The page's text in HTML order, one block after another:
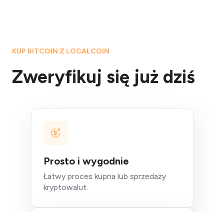
KUP BITCOIN Z LOCALCOIN
Zweryfikuj się już dziś
Prosto i wygodnie
Łatwy proces kupna lub sprzedaży
kryptowalut.